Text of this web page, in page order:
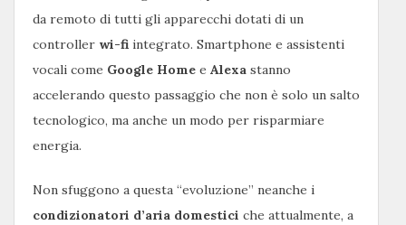
da remoto di tutti gli apparecchi dotati di un
controller wi-fi integrato. Smartphone e assistenti
vocali come Google Home e Alexa stanno
accelerando questo passaggio che non è solo un salto
tecnologico, ma anche un modo per risparmiare
energia.
Non sfuggono a questa “evoluzione” neanche i
condizionatori d’aria domestici che attualmente, a